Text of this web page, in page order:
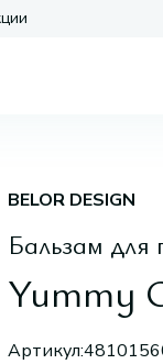
BELOR DESIGN
Бальзам для
Yummy
Артикул: